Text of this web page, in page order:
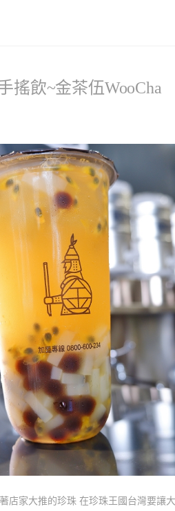
搖飲~金茶伍WooCha
店家大推的珍珠 在珍珠王國台灣要讓